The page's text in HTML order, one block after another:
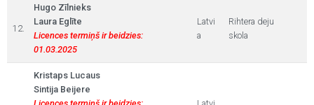
12.
Hugo Zīlnieks
Laura Eglīte
Licences termiņš ir beidzies:
01.03.2025
Latvi
a
Rihtera deju
skola
Kristaps Lucaus
Sintija Beijere